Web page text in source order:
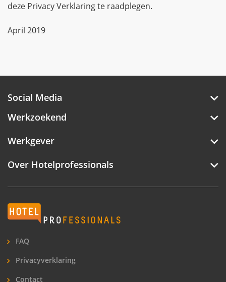
deze Privacy Verklaring te raadplegen.
April 2019
Social Media
Werkzoekend
Werkgever
Over Hotelprofessionals
FAQ
Privacyverklaring
Contact